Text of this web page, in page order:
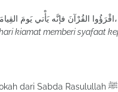
اقْرَؤُوا القُرْآنَ فإنَّه يَأْتي يَومَ القِيامَةِ شَفِيعًا لأَصْحابِهِ،
kiamat memberi syafaat